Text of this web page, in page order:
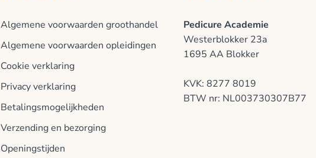
Algemene voorwaarden groothandel
Algemene voorwaarden opleidingen
Cookie verklaring
Privacy verklaring
Betalingsmogelijkheden
Verzending en bezorging
Openingstijden
Pedicure Academie
Westerblokker 23a
1695 AA Blokker
KVK: 8277 8019
BTW nr: NL003730307B77